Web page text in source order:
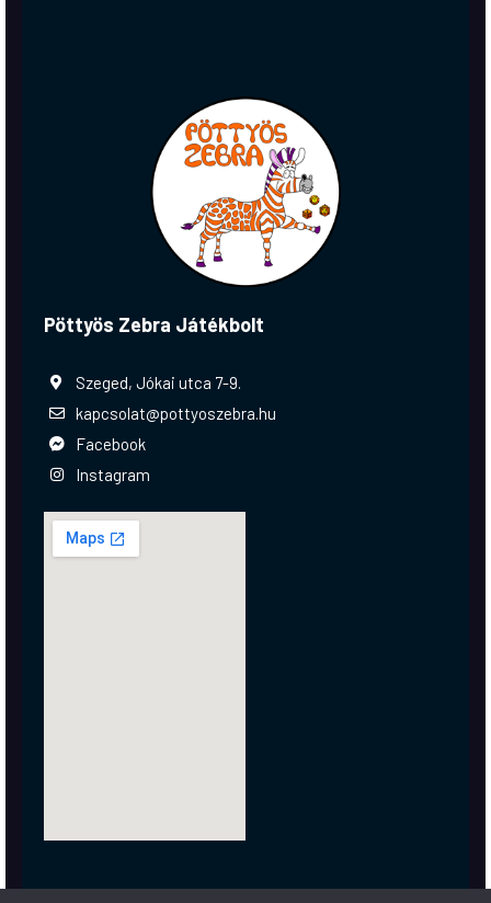
Pöttyös Zebra Játékbolt
Szeged, Jókai utca 7-9.
kapcsolat@pottyoszebra.hu
Facebook
Instagram